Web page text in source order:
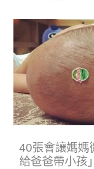
40張會讓媽媽
給爸爸帶小孩